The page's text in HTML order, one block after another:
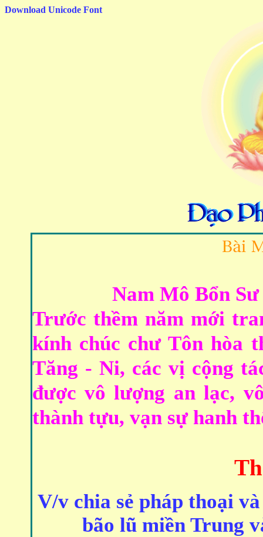
Download Unicode Font
Nam Mô Bổn
Trước thềm năm mới
kính chúc chư Tôn hòa
Tăng - Ni, các vị cộng
được vô lượng an lạc,
thành tựu, vạn sự hanh
V/v chia sẻ pháp thoại
bão lũ miền Trung